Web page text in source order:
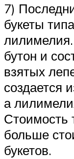
7)
букеты
бутон и
взятых
создается
а
Стоимость
больше
букетов.